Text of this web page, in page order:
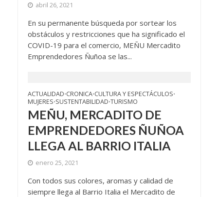
abril 26, 2021
En su permanente búsqueda por sortear los
obstáculos y restricciones que ha significado el
COVID-19 para el comercio, MEÑU Mercadito
Emprendedores Ñuñoa se las...
ACTUALIDAD•CRONICA•CULTURA Y ESPECTÁCULOS•
MUJERES•SUSTENTABILIDAD•TURISMO
MEÑU, MERCADITO DE
EMPRENDEDORES ÑUÑOA
LLEGA AL BARRIO ITALIA
enero 25, 2021
Con todos sus colores, aromas y calidad de
siempre llega al Barrio Italia el Mercadito de